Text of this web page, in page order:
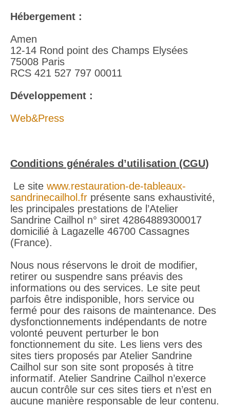
Hébergement :
Amen
12-14 Rond point des Champs Elysées
75008 Paris
RCS 421 527 797 00011
Développement :
Web&Press
Conditions générales d’utilisation (CGU)
Le site www.restauration-de-tableaux-
sandrinecailhol.fr présente sans exhaustivité,
les principales prestations de l’Atelier
Sandrine Cailhol n° siret 42864889300017
domicilié à Lagazelle 46700 Cassagnes
(France).
Nous nous réservons le droit de modifier,
retirer ou suspendre sans préavis des
informations ou des services. Le site peut
parfois être indisponible, hors service ou
fermé pour des raisons de maintenance. Des
dysfonctionnements indépendants de notre
volonté peuvent perturber le bon
fonctionnement du site. Les liens vers des
sites tiers proposés par Atelier Sandrine
Cailhol sur son site sont proposés à titre
informatif. Atelier Sandrine Cailhol n’exerce
aucun contrôle sur ces sites tiers et n’est en
aucune manière responsable de leur contenu.